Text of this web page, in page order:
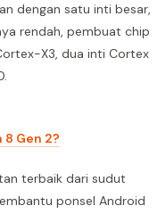
dengan satu inti besar,
rendah, pembuat chip
X3, dua inti Cortex
8 Gen 2?
terbaik dari sudut
ponsel Android